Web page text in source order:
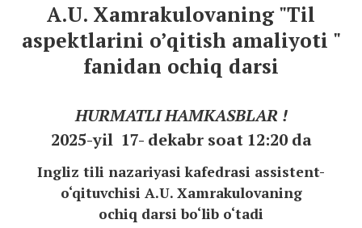
A.U. Xamrakulovaning "Til
aspektlarini o’qitish amaliyoti "
fanidan ochiq darsi
HURMATLI HAMKASBLAR !
2025-yil 17- dekabr soat 12:20 da
Ingliz tili nazariyasi kafedrasi assistent-
o‘qituvchisi A.U. Xamrakulovaning
ochiq darsi bo‘lib o‘tadi